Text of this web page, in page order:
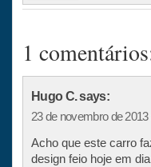
1
Hugo C. says:
23 de novembro de 2013
Acho que este carro
design feio hoje em